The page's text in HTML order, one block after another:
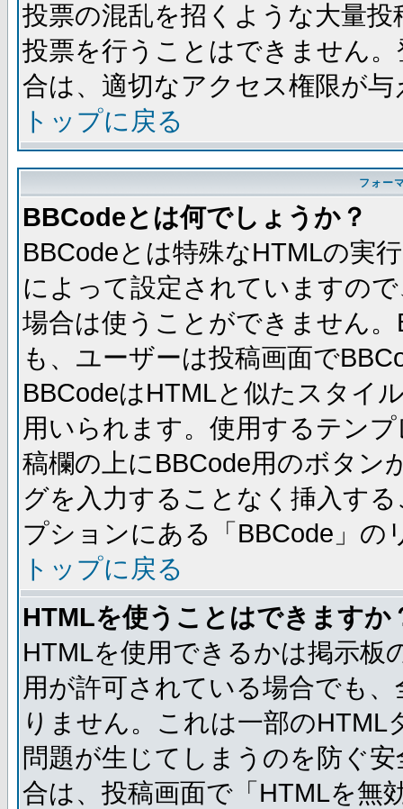
投票の混乱を招くような大量
投票を行うことはできません
合は、適切なアクセス権限が
トップに戻る
フォー
BBCodeとは何でしょうか？
BBCodeとは特殊なHTMLの実
によって設定されていますの
場合は使うことができません
も、ユーザーは投稿画面で
BBCodeはHTMLと似たスタイ
用いられます。使用するテン
稿欄の上にBBCode用のボタン
グを入力することなく挿入す
プションにある「BBCode」
トップに戻る
HTMLを使うことはできますか
HTMLを使用できるかは掲示板
用が許可されている場合でも
りません。これは一部の
問題が生じてしまうのを防ぐ
合は、投稿画面で「HTMLを無